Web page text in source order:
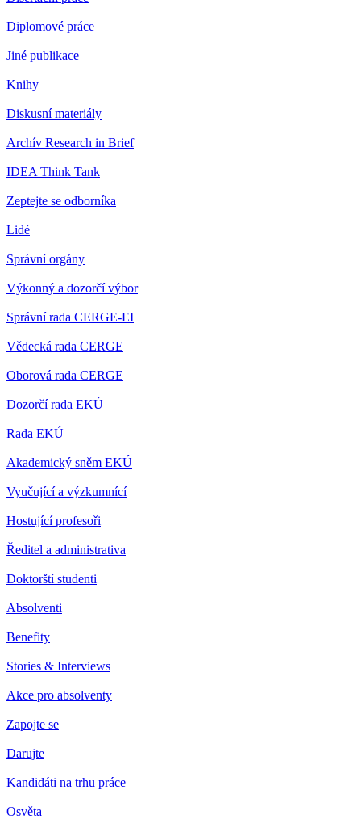
Diplomové práce
Jiné publikace
Knihy
Diskusní materiály
Archív Research in Brief
IDEA Think Tank
Zeptejte se odborníka
Lidé
Správní orgány
Výkonný a dozorčí výbor
Správní rada CERGE-EI
Vědecká rada CERGE
Oborová rada CERGE
Dozorčí rada EKÚ
Rada EKÚ
Akademický sněm EKÚ
Vyučující a výzkumnící
Hostující profesoři
Ředitel a administrativa
Doktorští studenti
Absolventi
Benefity
Stories & Interviews
Akce pro absolventy
Zapojte se
Darujte
Kandidáti na trhu práce
Osvěta